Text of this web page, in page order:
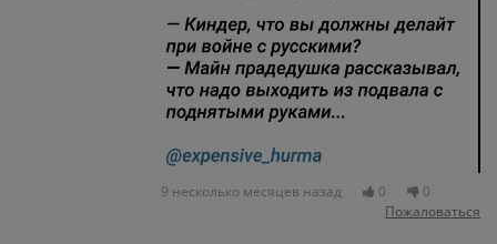
9 несколько месяцев назад 0
0
Пожаловаться